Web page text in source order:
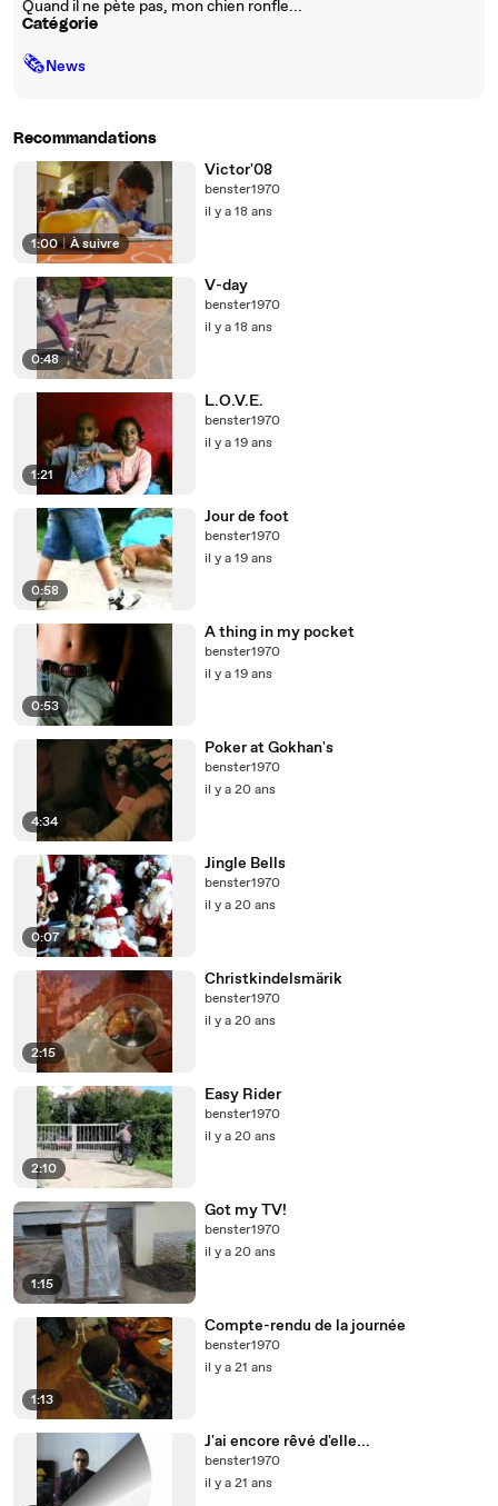
Quand il ne pète pas, mon chien ronfle...
Catégorie
🗞News
Recommandations
1:00 | À suivre
Victor'08
benster1970
il y a 18 ans
0:48
V-day
benster1970
il y a 18 ans
1:21
L.O.V.E.
benster1970
il y a 19 ans
0:58
Jour de foot
benster1970
il y a 19 ans
0:53
A thing in my pocket
benster1970
il y a 19 ans
4:34
Poker at Gokhan's
benster1970
il y a 20 ans
0:07
Jingle Bells
benster1970
il y a 20 ans
2:15
Christkindelsmärik
benster1970
il y a 20 ans
2:10
Easy Rider
benster1970
il y a 20 ans
1:15
Got my TV!
benster1970
il y a 20 ans
1:13
Compte-rendu de la journée
benster1970
il y a 21 ans
J'ai encore rêvé d'elle...
benster1970
il y a 21 ans